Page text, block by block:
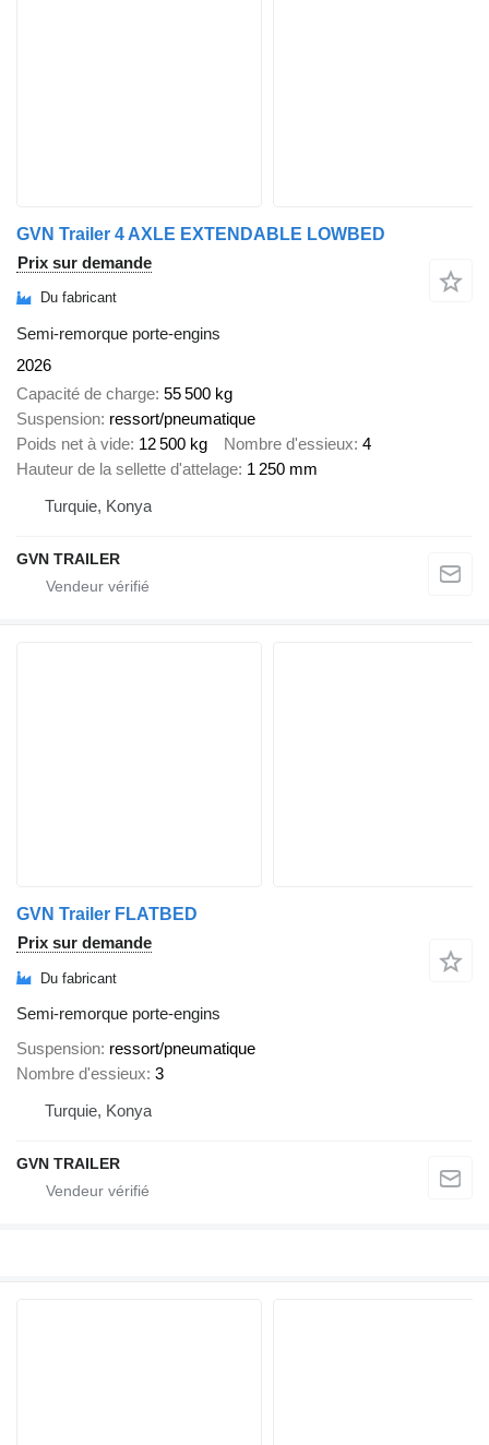
GVN Trailer 4 AXLE EXTENDABLE LOWBED
Prix sur demande
Du fabricant
Semi-remorque porte-engins
2026
Capacité de charge 55 500 kg
Suspension ressort/pneumatique
Poids net à vide 12 500 kg Nombre d'essieux 4
Hauteur de la sellette d'attelage 1 250 mm
Turquie, Konya
GVN TRAILER
GVN Trailer FLATBED
Prix sur demande
Du fabricant
Semi-remorque porte-engins
Suspension ressort/pneumatique
Nombre d'essieux 3
Turquie, Konya
GVN TRAILER